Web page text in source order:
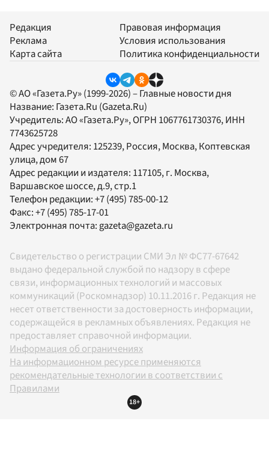
Редакция
Реклама
Карта сайта
Правовая информация
Условия использования
Политика конфиденциальности
© АО «Газета.Ру» (1999-2026) – Главные новости дня
Название: Газета.Ru (Gazeta.Ru)
Учредитель:АО «Газета.Ру», ОГРН 1067761730376, ИНН
7743625728
Адрес учредителя: 125239, Россия, Москва, Коптевская
улица, дом 67
Адрес редакции и издателя: 117105, г. Москва,
Варшавское шоссе, д.9, стр.1
Телефон редакции:+7 (495) 785-00-12
Факс:+7 (495) 785-17-01
Электронная почта: gazeta@gazeta.ru
Свидетельство о регистрации СМИ Эл № ФС77-67642
выдано федеральной службой по надзору в сфере
связи, информационных технологий и массовых
коммуникаций (Роскомнадзор) 10.11.2016 г. Редакция не
несет ответственности за достоверность информации,
содержащейся в рекламных объявлениях. Редакция не
предоставляет справочной информации.
Информация об ограничениях
На информационном ресурсе применяются
рекомендательные технологии в соответствии с
Правилами
18+